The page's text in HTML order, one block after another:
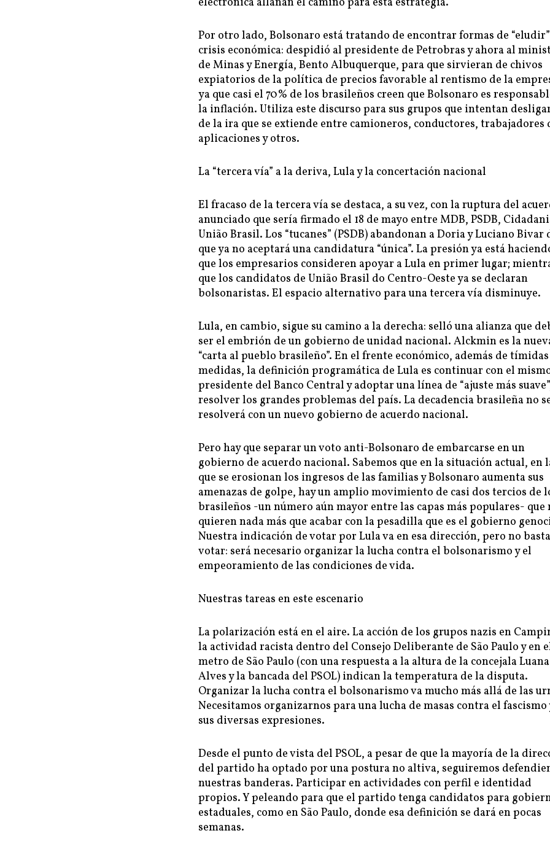
Por otro lado, Bolsonaro está tratando de encontrar formas de
crisis económica: despidió al presidente de Petrobras y ahora al
de Minas y Energía, Bento Albuquerque, para que sirvieran de chivos
expiatorios de la política de precios favorable al rentismo de la
ya que casi el 70% de los brasileños creen que Bolsonaro es
la inflación. Utiliza este discurso para sus grupos que intentan
de la ira que se extiende entre camioneros, conductores, trabajadores
aplicaciones y otros.
La “tercera vía” a la deriva, Lula y la concertación nacional
El fracaso de la tercera vía se destaca, a su vez, con la ruptura del
anunciado que sería firmado el 18 de mayo entre MDB, PSDB,
União Brasil. Los “tucanes” (PSDB) abandonan a Doria y Luciano Bivar
que ya no aceptará una candidatura “única”. La presión ya está
que los empresarios consideren apoyar a Lula en primer lugar;
que los candidatos de União Brasil do Centro-Oeste ya se declaran
bolsonaristas. El espacio alternativo para una tercera vía disminuye.
Lula, en cambio, sigue su camino a la derecha: selló una alianza que
ser el embrión de un gobierno de unidad nacional. Alckmin es la
“carta al pueblo brasileño”. En el frente económico, además de tímidas
medidas, la definición programática de Lula es continuar con el
presidente del Banco Central y adoptar una línea de “ajuste más
resolver los grandes problemas del país. La decadencia brasileña no
resolverá con un nuevo gobierno de acuerdo nacional.
Pero hay que separar un voto anti-Bolsonaro de embarcarse en un
gobierno de acuerdo nacional. Sabemos que en la situación actual, en
que se erosionan los ingresos de las familias y Bolsonaro aumenta sus
amenazas de golpe, hay un amplio movimiento de casi dos tercios de
brasileños -un número aún mayor entre las capas más populares- que
quieren nada más que acabar con la pesadilla que es el gobierno
Nuestra indicación de votar por Lula va en esa dirección, pero no
votar: será necesario organizar la lucha contra el bolsonarismo y el
empeoramiento de las condiciones de vida.
Nuestras tareas en este escenario
La polarización está en el aire. La acción de los grupos nazis en
la actividad racista dentro del Consejo Deliberante de São Paulo y en
metro de São Paulo (con una respuesta a la altura de la concejala Luana
Alves y la bancada del PSOL) indican la temperatura de la disputa.
Organizar la lucha contra el bolsonarismo va mucho más allá de las
Necesitamos organizarnos para una lucha de masas contra el fascismo
sus diversas expresiones.
Desde el punto de vista del PSOL, a pesar de que la mayoría de la
del partido ha optado por una postura no altiva, seguiremos
nuestras banderas. Participar en actividades con perfil e identidad
propios. Y peleando para que el partido tenga candidatos para
estaduales, como en São Paulo, donde esa definición se dará en pocas
semanas.